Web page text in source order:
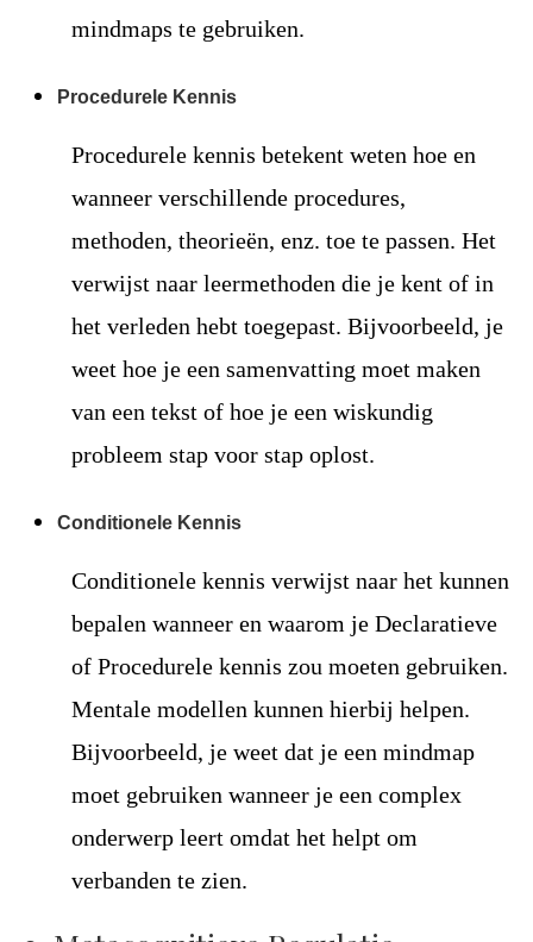
mindmaps te gebruiken.
Procedurele Kennis
Procedurele kennis betekent weten hoe en
wanneer verschillende procedures,
methoden, theorieën, enz. toe te passen. Het
verwijst naar leermethoden die je kent of in
het verleden hebt toegepast. Bijvoorbeeld, je
weet hoe je een samenvatting moet maken
van een tekst of hoe je een wiskundig
probleem stap voor stap oplost.
Conditionele Kennis
Conditionele kennis verwijst naar het kunnen
bepalen wanneer en waarom je Declaratieve
of Procedurele kennis zou moeten gebruiken.
Mentale modellen kunnen hierbij helpen.
Bijvoorbeeld, je weet dat je een mindmap
moet gebruiken wanneer je een complex
onderwerp leert omdat het helpt om
verbanden te zien.